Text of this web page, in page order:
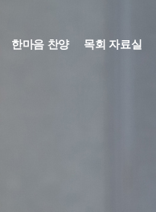
한마음 찬양 목회 자료실